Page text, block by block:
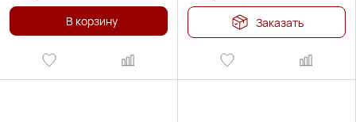
В корзину Заказать